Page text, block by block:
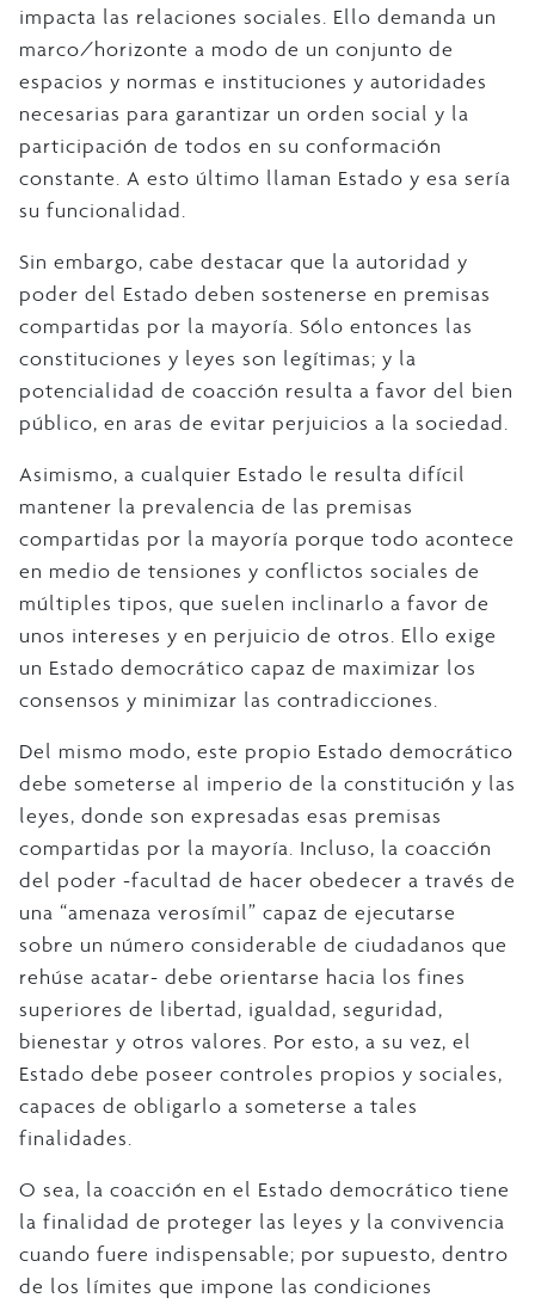
impacta las relaciones sociales. Ello demanda un
marco/horizonte a modo de un conjunto de
espacios y normas e instituciones y autoridades
necesarias para garantizar un orden social y la
participación de todos en su conformación
constante. A esto último llaman Estado y esa sería
su funcionalidad.
Sin embargo, cabe destacar que la autoridad y
poder del Estado deben sostenerse en premisas
compartidas por la mayoría. Sólo entonces las
constituciones y leyes son legítimas; y la
potencialidad de coacción resulta a favor del bien
público, en aras de evitar perjuicios a la sociedad.
Asimismo, a cualquier Estado le resulta difícil
mantener la prevalencia de las premisas
compartidas por la mayoría porque todo acontece
en medio de tensiones y conflictos sociales de
múltiples tipos, que suelen inclinarlo a favor de
unos intereses y en perjuicio de otros. Ello exige
un Estado democrático capaz de maximizar los
consensos y minimizar las contradicciones.
Del mismo modo, este propio Estado democrático
debe someterse al imperio de la constitución y las
leyes, donde son expresadas esas premisas
compartidas por la mayoría. Incluso, la coacción
del poder -facultad de hacer obedecer a través de
una “amenaza verosímil” capaz de ejecutarse
sobre un número considerable de ciudadanos que
rehúse acatar- debe orientarse hacia los fines
superiores de libertad, igualdad, seguridad,
bienestar y otros valores. Por esto, a su vez, el
Estado debe poseer controles propios y sociales,
capaces de obligarlo a someterse a tales
finalidades.
O sea, la coacción en el Estado democrático tiene
la finalidad de proteger las leyes y la convivencia
cuando fuere indispensable; por supuesto, dentro
de los límites que impone las condiciones